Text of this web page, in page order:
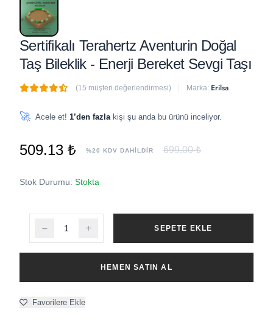
Sertifikalı Terahertz Aventurin Doğal
Taş Bileklik - Enerji Bereket Sevgi Taşı
(15 müşteri değerlendirmesi) Marka: Erilsa
🚀 Acele et! 1’den fazla kişi şu anda bu ürünü inceliyor.
509.13 ₺ %20 KDV DAHİLDİR 699.00 ₺
Stok Durumu: Stokta
SEPETE EKLE
HEMEN SATIN AL
Favorilere Ekle